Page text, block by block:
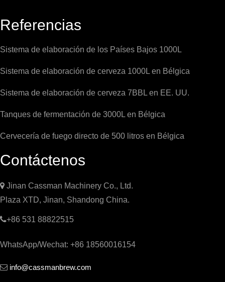
Referencias
Sistema de elaboración de los Países Bajos 1000L
Sistema de elaboración de cerveza 1000L en Bélgica
Sistema de elaboración de cerveza 7BBL en EE. UU.
Tanques de fermentación de 3000L en Bélgica
Cervecería de fuego directo de 500 litros en Bélgica
Contáctenos
 Jinan Cassman Machinery Co., Ltd.
Plaza XTD, Jinan, Shandong China.
+86 531 88822515
WhatsApp/Wechat: +86 18560016154
 info@cassmanbrew.com